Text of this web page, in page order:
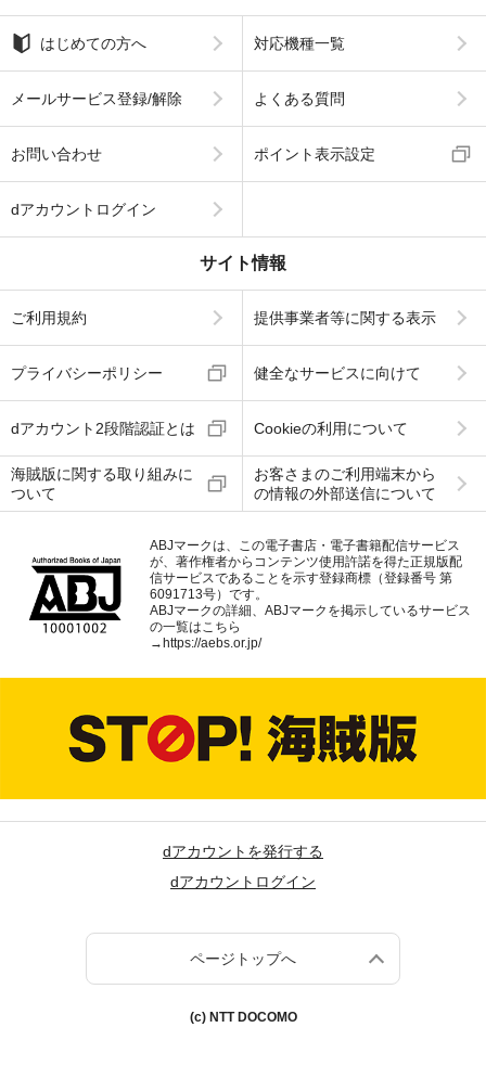
はじめての方へ 対応機種一覧
メールサービス登録/解除 よくある質問
お問い合わせ ポイント表示設定
dアカウントログイン
サイト情報
ご利用規約 提供事業者等に関する表示
プライバシーポリシー 健全なサービスに向けて
dアカウント2段階認証とは Cookieの利用について
海賊版に関する取り組みに
ついて
お客さまのご利用端末から
の情報の外部送信について
ABJマークは、この電子書店・電子書籍配信サービス
が、著作権者からコンテンツ使用許諾を得た正規版配
信サービスであることを示す登録商標（登録番号 第
6091713号）です。
ABJマークの詳細、ABJマークを掲示しているサービス
の一覧はこちら
→ https://aebs.or.jp/
dアカウントを発行する
dアカウントログイン
ページトップへ
(c) NTT DOCOMO